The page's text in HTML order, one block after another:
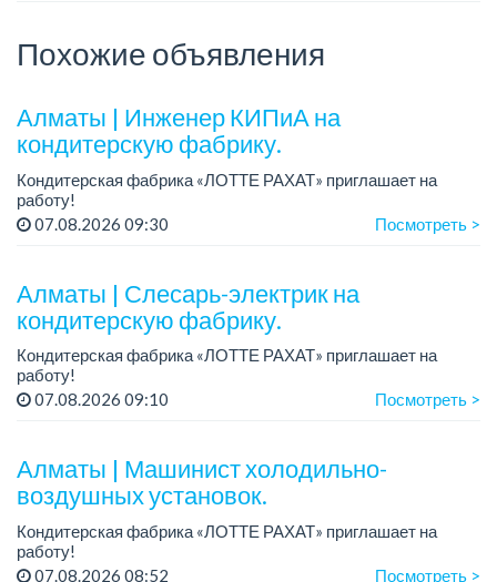
Похожие объявления
Алматы | Инженер КИПиА на
кондитерскую фабрику.
Кондитерская фабрика «ЛОТТЕ РАХАТ» приглашает на
работу!
Зарплата: от 287 000 до 405 000 тенге.
07.08.2026 09:30 Посмотреть >
Алматы | Слесарь-электрик на
кондитерскую фабрику.
Кондитерская фабрика «ЛОТТЕ РАХАТ» приглашает на
работу!
График работы: сменный.
07.08.2026 09:10 Посмотреть >
Алматы | Машинист холодильно-
воздушных установок.
Кондитерская фабрика «ЛОТТЕ РАХАТ» приглашает на
работу!
Зарплата: от 293 099 до 390 328 тенге.
07.08.2026 08:52 Посмотреть >